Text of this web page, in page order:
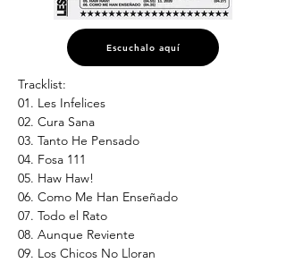
Escuchalo aquí
Tracklist:
01. Les Infelices
02. Cura Sana
03. Tanto He Pensado
04. Fosa 111
05. Haw Haw!
06. Como Me Han Enseñado
07. Todo el Rato
08. Aunque Reviente
09. Los Chicos No Lloran